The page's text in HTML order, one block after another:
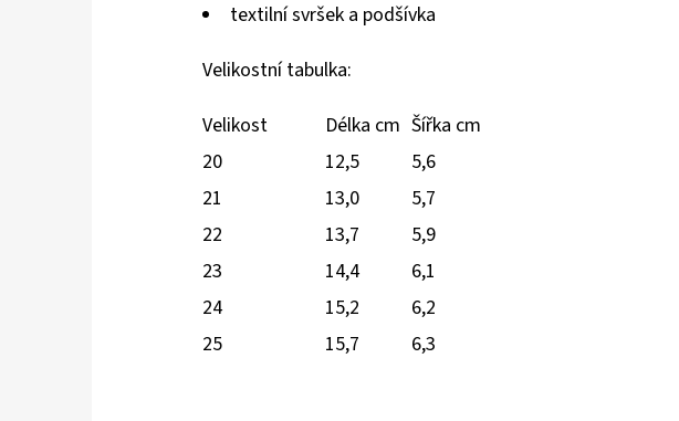
textilní svršek a podšívka
Velikostní tabulka:
Velikost
Délka cm Šířka cm
20
12,5
5,6
21
13,0
5,7
22
13,7
5,9
23
14,4
6,1
24
15,2
6,2
25
15,7 6,3